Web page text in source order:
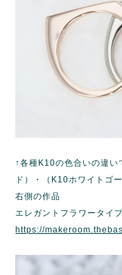
↑各種K10の色合いの違
ド）・（K10ホワイトゴ
右側の作品
エレガントフラワータイ
https://